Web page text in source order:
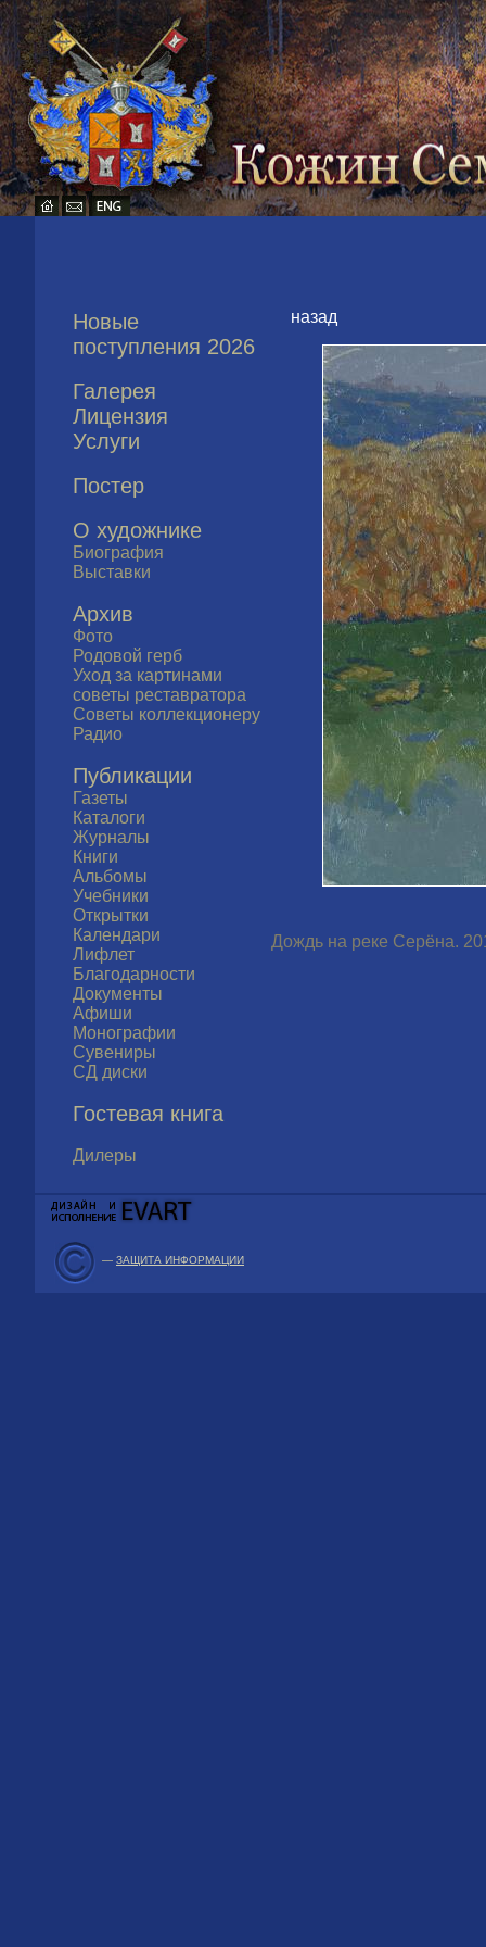
Новые
поступления 2026
Галерея
Лицензия
Услуги
Постер
О художнике
Биография
Выставки
Архив
Фото
Родовой герб
Уход за картинами
советы реставратора
Советы коллекционеру
Радио
Публикации
Газеты
Каталоги
Журналы
Книги
Альбомы
Учебники
Открытки
Календари
Лифлет
Благодарности
Документы
Афиши
Монографии
Сувениры
СД диски
Гостевая книга
Дилеры
назад
Дождь на реке Серёна.
— ЗАЩИТА ИНФОРМАЦИИ